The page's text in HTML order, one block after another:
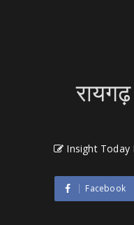
Insight Today
Facebook